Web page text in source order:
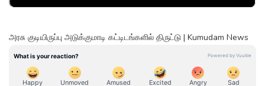
அரசு குடியிருப்பு அடுக்குமாடி கட்டிடங்களில் திருட்டு | Kumudam News